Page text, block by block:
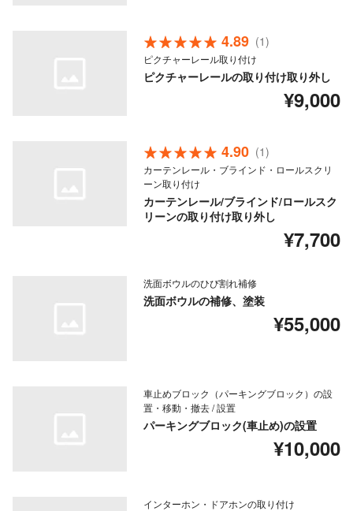
4.89 (1)
ピクチャーレール取り付け
ピクチャーレールの取り付け取り外し
¥9,000
4.90 (1)
カーテンレール・ブラインド・ロールスクリ
ーン取り付け
カーテンレール/ブラインド/ロールスク
リーンの取り付け取り外し
¥7,700
洗面ボウルのひび割れ補修
洗面ボウルの補修、塗装
¥55,000
車止めブロック（パーキングブロック）の設
置・移動・撤去 / 設置
パーキングブロック(車止め)の設置
¥10,000
インターホン・ドアホンの取り付け